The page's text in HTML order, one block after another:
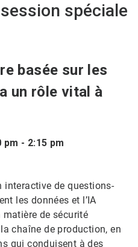
spéciale
basée sur les
un rôle vital à
- 2:15 pm
interactive de questions-
les données et l’IA
de sécurité
chaîne de production, en
qui conduisent à des